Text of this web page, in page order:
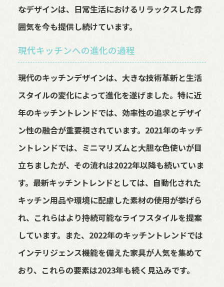
なデザインは、日常生活におけるリラックスした雰
囲気を今も提供し続けています。
現代キッチンへの進化の過程
現代のキッチンデザインは、大きな技術革新と生活
スタイルの変化によって進化を遂げました。特に近
年のキッチントレンドでは、効率性の追求とデザイ
ン性の融合が重要視されています。2021年のキッチ
ントレンドでは、ミニマリズムと大胆な色使いが目
立ちましたが、その流れは2022年以降も続いていま
す。最新キッチントレンドとしては、自動化された
キッチン用品や環境に配慮した素材の使用が挙げら
れ、これらはより持続可能なライフスタイルを提案
しています。また、2022年のキッチントレンドでは
インテリジェンス機能を備えた家具が人気を集めて
おり、これらの要素は2023年も続く見込みです。